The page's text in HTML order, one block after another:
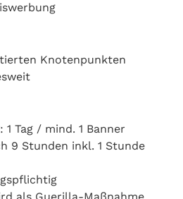
Knotenpunkten
Tag / mind. 1 Banner
9 Stunden inkl. 1 Stunde